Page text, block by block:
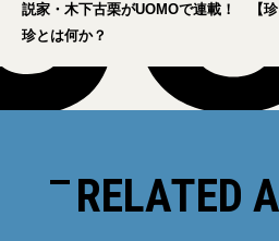
説家・木下古栗がUOMOで連載！ 【珍
珍とは何か？
RELATED